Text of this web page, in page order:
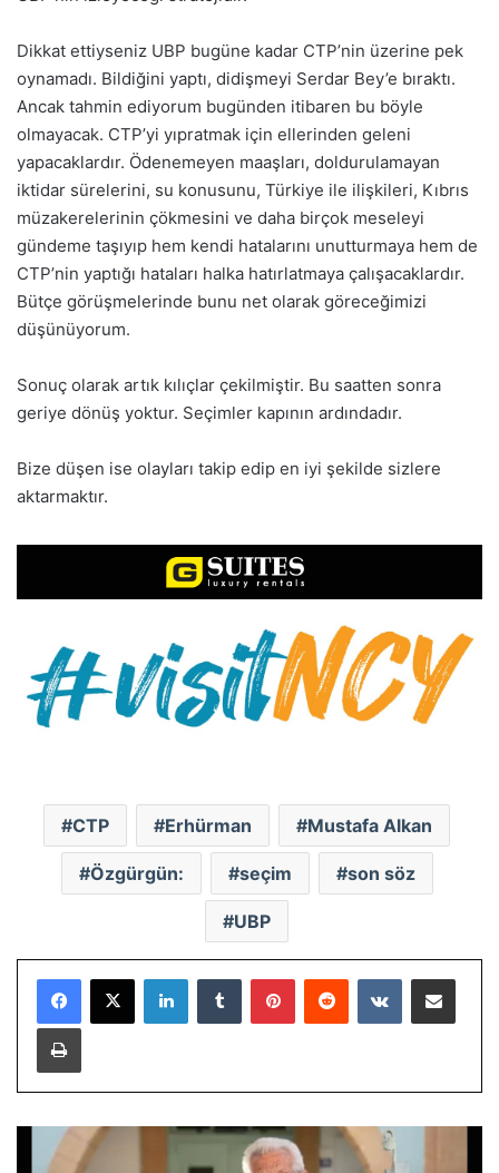
Dikkat ettiyseniz UBP bugüne kadar CTP’nin üzerine pek
oynamadı. Bildiğini yaptı, didişmeyi Serdar Bey’e bıraktı.
Ancak tahmin ediyorum bugünden itibaren bu böyle
olmayacak. CTP’yi yıpratmak için ellerinden geleni
yapacaklardır. Ödenemeyen maaşları, doldurulamayan
iktidar sürelerini, su konusunu, Türkiye ile ilişkileri, Kıbrıs
müzakerelerinin çökmesini ve daha birçok meseleyi
gündeme taşıyıp hem kendi hatalarını unutturmaya hem de
CTP’nin yaptığı hataları halka hatırlatmaya çalışacaklardır.
Bütçe görüşmelerinde bunu net olarak göreceğimizi
düşünüyorum.
Sonuç olarak artık kılıçlar çekilmiştir. Bu saatten sonra
geriye dönüş yoktur. Seçimler kapının ardındadır.
Bize düşen ise olayları takip edip en iyi şekilde sizlere
aktarmaktır.
CTP Erhürman Mustafa Alkan
Özgürgün: seçim son söz
UBP
LinkedInTumblr PinterestReddit VKontakteE-Posta ile paylaş
Yazdır